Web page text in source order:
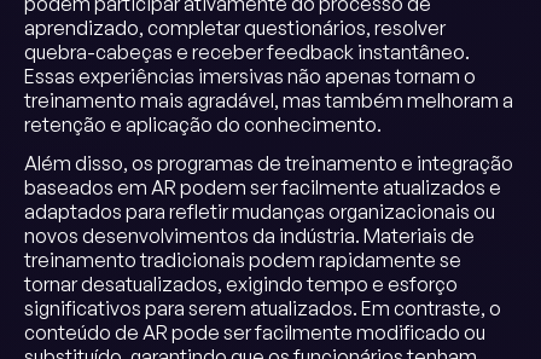
aprendizado, completar questionários, resolver
quebra-cabeças e receber feedback instantâneo.
Essas experiências imersivas não apenas tornam o
treinamento mais agradável, mas também melhoram a
retenção e aplicação do conhecimento.
Além disso, os programas de treinamento e integração
baseados em AR podem ser facilmente atualizados e
adaptados para refletir mudanças organizacionais ou
novos desenvolvimentos da indústria. Materiais de
treinamento tradicionais podem rapidamente se
tornar desatualizados, exigindo tempo e esforço
significativos para serem atualizados. Em contraste, o
conteúdo de AR pode ser facilmente modificado ou